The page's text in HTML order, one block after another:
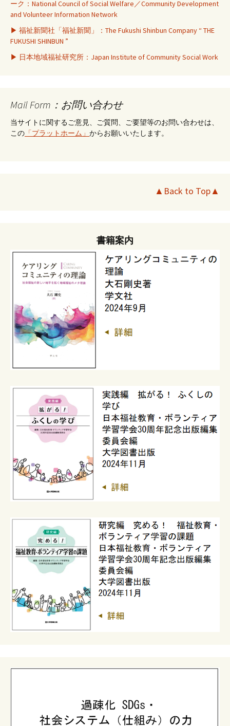
ーク：National Council of Social Welfare／Community Development
and Volunteer Information Network
▶ 福祉新聞社「福祉新聞」：The Fukushi Shinbun Company “ THE
FUKUSHI SHINBUN ”
▶ 日本地域福祉研究所：Japan Institute of Community Social Work
Mail Form：お問い合わせ
当サイトに関するご意見、ご質問、ご要望等のお問い合わせは、
この 「プラットホーム」 からお願いいたします。
▲Back to Top▲
書籍案内